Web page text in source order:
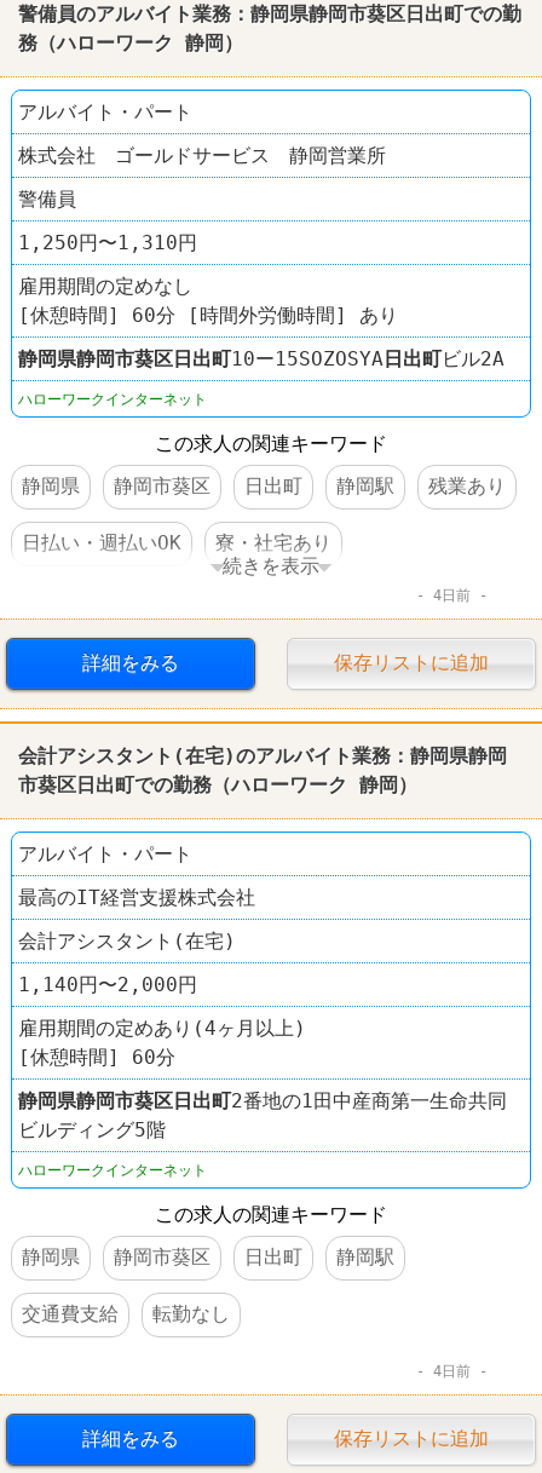
警備員のアルバイト業務：静岡県静岡市葵区日出町での勤
務（ハローワーク 静岡）
アルバイト・パート
株式会社 ゴールドサービス 静岡営業所
警備員
1,250円〜1,310円
雇用期間の定めなし
[休憩時間] 60分 [時間外労働時間] あり
静岡県静岡市葵区日出町10ー15SOZOSYA 日出町ビル2A
ハローワークインターネット
この求人の関連キーワード
静岡県
静岡市葵区 日出町 静岡駅 残業あり
日払い・週払いOK 寮・社宅あり
続きを表示
4日前
詳細をみる 保存リストに追加
会計アシスタント(在宅)のアルバイト業務：静岡県静岡
市葵区日出町での勤務（ハローワーク 静岡）
アルバイト・パート
最高のIT経営支援株式会社
会計アシスタント(在宅)
1,140円〜2,000円
雇用期間の定めあり(4ヶ月以上)
[休憩時間] 60分
静岡県静岡市葵区日出町2番地の1田中産商第一生命共同
ビルディング5階
ハローワークインターネット
この求人の関連キーワード
静岡県
静岡市葵区 日出町 静岡駅
交通費支給 転勤なし
4日前
詳細をみる 保存リストに追加